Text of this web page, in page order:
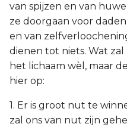
van spijzen en van
ze doorgaan voor
en van
dienen tot niets. Wat
het lichaam wèl, maar
hier op:
1. Er is groot nut te
zal ons van nut zijn